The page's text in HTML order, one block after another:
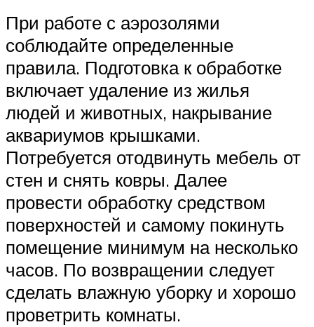
При работе с аэрозолями
соблюдайте определенные
правила. Подготовка к обработке
включает удаление из жилья
людей и животных, накрывание
аквариумов крышками.
Потребуется отодвинуть мебель от
стен и снять ковры. Далее
провести обработку средством
поверхностей и самому покинуть
помещение минимум на несколько
часов. По возвращении следует
сделать влажную уборку и хорошо
проветрить комнаты.